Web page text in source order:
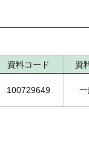
資料コード 資
100729649